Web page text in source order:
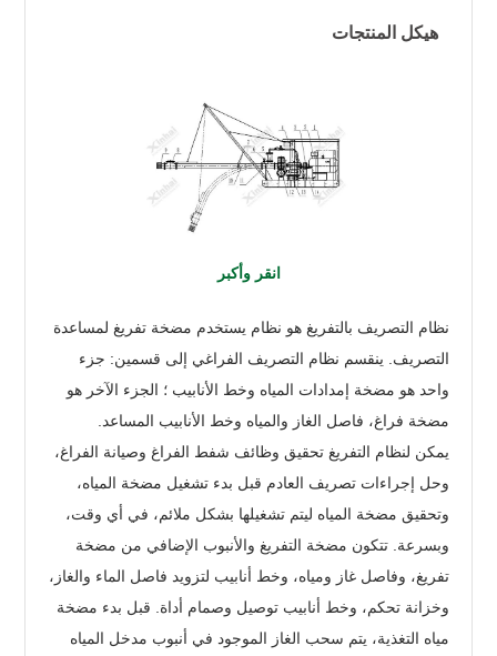
هيكل المنتجات
انقر وأكبر
نظام التصريف بالتفريغ هو نظام يستخدم مضخة تفريغ لمساعدة
التصريف. ينقسم نظام التصريف الفراغي إلى قسمين: جزء
واحد هو مضخة إمدادات المياه وخط الأنابيب ؛ الجزء الآخر هو
مضخة فراغ، فاصل الغاز والمياه وخط الأنابيب المساعد.
يمكن لنظام التفريغ تحقيق وظائف شفط الفراغ وصيانة الفراغ،
وحل إجراءات تصريف العادم قبل بدء تشغيل مضخة المياه،
وتحقيق مضخة المياه ليتم تشغيلها بشكل ملائم، في أي وقت،
وبسرعة. تتكون مضخة التفريغ والأنبوب الإضافي من مضخة
تفريغ، وفاصل غاز ومياه، وخط أنابيب لتزويد فاصل الماء والغاز،
وخزانة تحكم، وخط أنابيب توصيل وصمام أداة. قبل بدء مضخة
مياه التغذية، يتم سحب الغاز الموجود في أنبوب مدخل المياه